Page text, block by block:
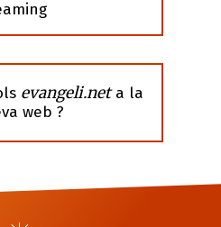
evangeli.neta la
web ?